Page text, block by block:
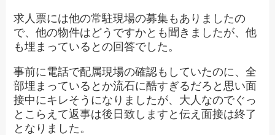
求人票には他の常駐現場の募集もありましたの
で、他の物件はどうですかとも聞きましたが、他
も埋まっているとの回答でした。
事前に電話で配属現場の確認もしていたのに、全
部埋まっているとか流石に酷すぎるだろと思い面
接中にキレそうになりましたが、大人なのでぐっ
とこらえて返事は後日致しますと伝え面接は終了
となりました。